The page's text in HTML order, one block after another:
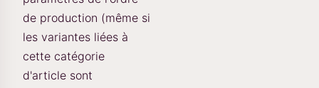
de production (même si
les variantes liées à
cette catégorie
d'article sont